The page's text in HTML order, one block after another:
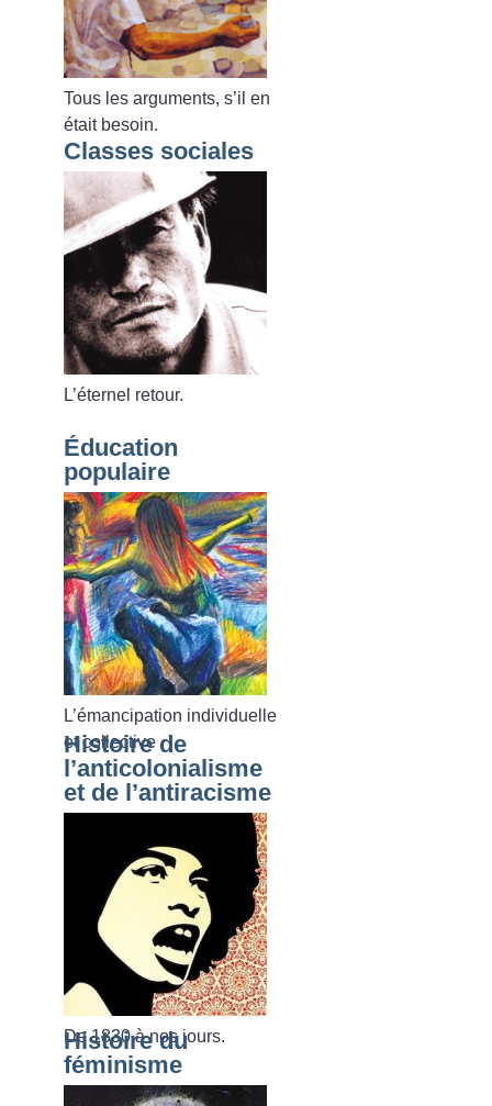
Tous les arguments, s’il en
était besoin.
Classes sociales
L’éternel retour.
Éducation
populaire
L’émancipation individuelle
et collective
Histoire de
l’anticolonialisme
et de l’antiracisme
De 1830 à nos jours.
Histoire du
féminisme